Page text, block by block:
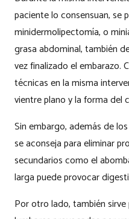
paciente lo consensuan, se
minidermolipectomía, o
grasa abdominal, también
vez finalizado el embarazo.
técnicas en la misma
vientre plano y la forma del
Sin embargo, además de
se aconseja para eliminar
secundarios como el
larga puede provocar
Por otro lado, también